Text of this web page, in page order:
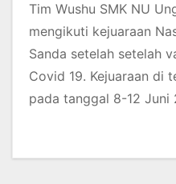
Tim Wushu SMK NU
mengikuti kejuaraan
Sanda setelah setelah
Covid 19. Kejuaraan di
pada tanggal 8-12 Juni